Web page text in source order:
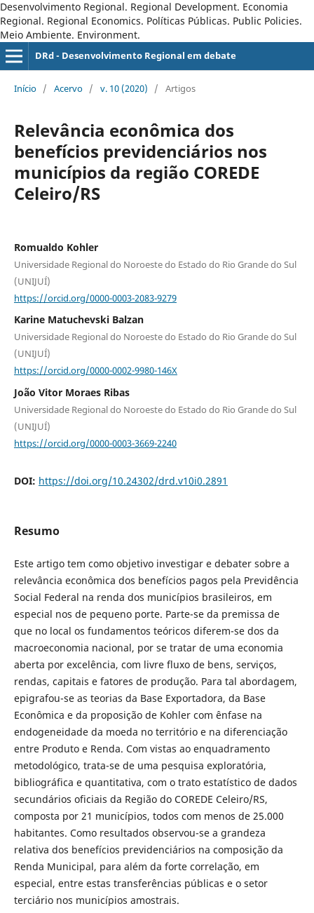
Desenvolvimento Regional. Regional Development. Economia
Regional. Regional Economics. Políticas Públicas. Public Policies.
Meio Ambiente. Environment.
DRd - Desenvolvimento Regional em debate
Início / Acervo / v. 10 (2020) / Artigos
Relevância econômica dos
benefícios previdenciários nos
municípios da região COREDE
Celeiro/RS
Romualdo Kohler
Universidade Regional do Noroeste do Estado do Rio Grande do Sul
(UNIJUÍ)
https://orcid.org/0000-0003-2083-9279
Karine Matuchevski Balzan
Universidade Regional do Noroeste do Estado do Rio Grande do Sul
(UNIJUÍ)
https://orcid.org/0000-0002-9980-146X
João Vitor Moraes Ribas
Universidade Regional do Noroeste do Estado do Rio Grande do Sul
(UNIJUÍ)
https://orcid.org/0000-0003-3669-2240
DOI: https://doi.org/10.24302/drd.v10i0.2891
Resumo
Este artigo tem como objetivo investigar e debater sobre a
relevância econômica dos benefícios pagos pela Previdência
Social Federal na renda dos municípios brasileiros, em
especial nos de pequeno porte. Parte-se da premissa de
que no local os fundamentos teóricos diferem-se dos da
macroeconomia nacional, por se tratar de uma economia
aberta por excelência, com livre fluxo de bens, serviços,
rendas, capitais e fatores de produção. Para tal abordagem,
epigrafou-se as teorias da Base Exportadora, da Base
Econômica e da proposição de Kohler com ênfase na
endogeneidade da moeda no território e na diferenciação
entre Produto e Renda. Com vistas ao enquadramento
metodológico, trata-se de uma pesquisa exploratória,
bibliográfica e quantitativa, com o trato estatístico de dados
secundários oficiais da Região do COREDE Celeiro/RS,
composta por 21 municípios, todos com menos de 25.000
habitantes. Como resultados observou-se a grandeza
relativa dos benefícios previdenciários na composição da
Renda Municipal, para além da forte correlação, em
especial, entre estas transferências públicas e o setor
terciário nos municípios amostrais.